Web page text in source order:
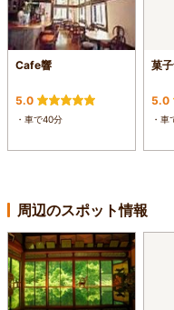
Cafe響
5.0
・車で40分
菓
5.0
・車
周辺のスポット情報